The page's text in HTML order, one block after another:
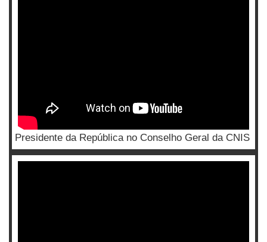
Presidente da República no Conselho Geral da CNIS